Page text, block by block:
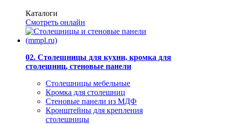
Каталоги
Смотреть онлайн
02. Столешницы для кухни, кромка для
столешниц, стеновые панели
Столешницы мебельные
Кромка для столешниц
Стеновые панели из МДФ
Кронштейны для крепления
столешницы